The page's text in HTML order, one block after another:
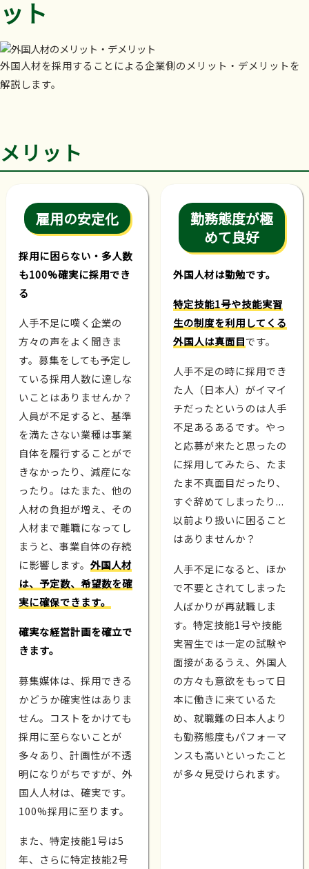
ット
外国人材を採用することによる企業側のメリット・デメリットを
解説します。
メリット
雇用の安定化
採用に困らない・多人数
も100%確実に採用でき
る
人手不足に嘆く企業の
方々の声をよく聞きま
す。募集をしても予定し
ている採用人数に達しな
いことはありませんか？
人員が不足すると、基準
を満たさない業種は事業
自体を履行することがで
きなかったり、減産にな
ったり。はたまた、他の
人材の負担が増え、その
人材まで離職になってし
まうと、事業自体の存続
に影響します。 外国人材
は、予定数、希望数を確
実に確保できます。
確実な経営計画を確立で
きます。
募集媒体は、採用できる
かどうか確実性はありま
せん。コストをかけても
採用に至らないことが
多々あり、計画性が不透
明になりがちですが、外
国人人材は、確実です。
100%採用に至ります。
また、特定技能1号は5
年、さらに特定技能2号
勤務態度が極
めて良好
外国人材は勤勉です。
特定技能1号や技能実習
生の制度を利用してくる
外国人は真面目です。
人手不足の時に採用でき
た人（日本人）がイマイ
チだったというのは人手
不足あるあるです。やっ
と応募が来たと思ったの
に採用してみたら、たま
たま不真面目だったり、
すぐ辞めてしまったり...
以前より扱いに困ること
はありませんか？
人手不足になると、ほか
で不要とされてしまった
人ばかりが再就職しま
す。特定技能1号や技能
実習生では一定の試験や
面接があるうえ、外国人
の方々も意欲をもって日
本に働きに来ているた
め、就職難の日本人より
も勤務態度もパフォーマ
ンスも高いといったこと
が多々見受けられます。